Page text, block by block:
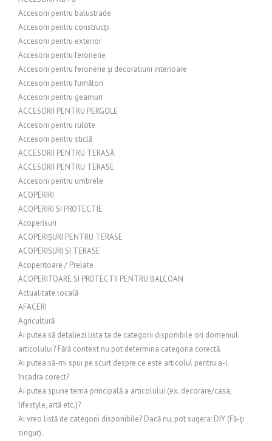
Accesorii pentru balustrade
Accesorii pentru construcții
Accesorii pentru exterior
Accesorii pentru feronerie
Accesorii pentru feronerie și decoratiuni interioare
Accesorii pentru fumători
Accesorii pentru geamuri
ACCESORII PENTRU PERGOLE
Accesorii pentru rulote
Accesorii pentru sticlă
ACCESORII PENTRU TERASĂ
ACCESORII PENTRU TERASE
Accesorii pentru umbrele
ACOPERIRI
ACOPERIRI SI PROTECTIE
Acoperisuri
ACOPERIȘURI PENTRU TERASE
ACOPERISURI SI TERASE
Acoperitoare / Prelate
ACOPERITOARE SI PROTECTII PENTRU BALCOAN
Actualitate locală
AFACERI
Agricultură
Ai putea să detaliezi lista ta de categorii disponibile ori domeniul
articolului? Fără context nu pot determina categoria corectă.
Ai putea să-mi spui pe scurt despre ce este articolul pentru a-l
încadra corect?
Ai putea spune tema principală a articolului (ex. decorare/casa,
lifestyle, artă etc.)?
Ai vreo listă de categorii disponibile? Dacă nu, pot sugera: DIY (Fă-ți
singur).